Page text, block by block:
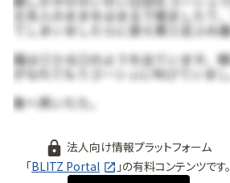
無料で使ってみる
法人向け情報プラットフォーム
「BLITZ Portal 」の有料コンテンツです。